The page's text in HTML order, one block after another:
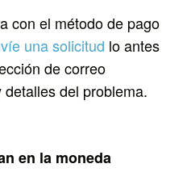
con el método de pago
una solicitud lo antes
de correo
del problema.
en la moneda